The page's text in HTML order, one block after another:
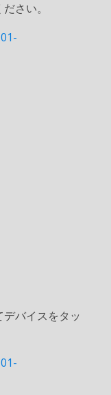
さい。
バイスをタッ